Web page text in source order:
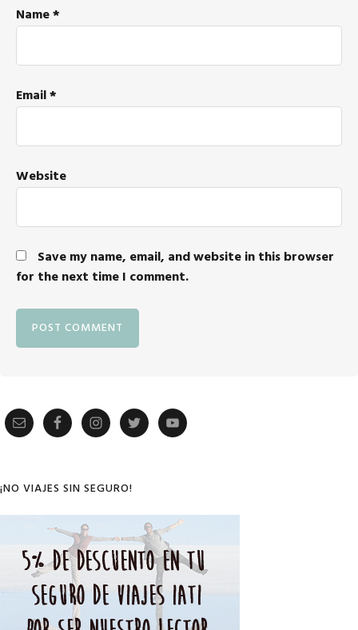
Name*
Email*
Website
Save my name, email, and website in this browser
for the next time I comment.
Primary
¡NO VIAJES SIN SEGURO!